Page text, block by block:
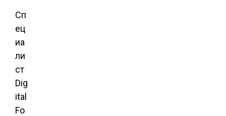
Сп
ец
иа
ли
ст
Dig
ital
Fo